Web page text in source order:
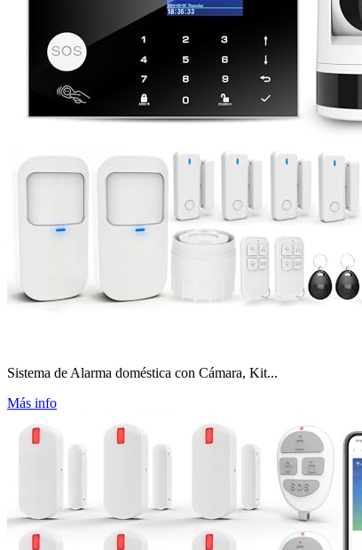
Sistema de Alarma doméstica con Cámara, Kit...
Más info